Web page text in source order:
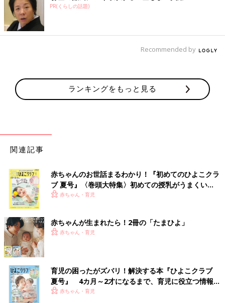
PR(くらしの話題)
Recommended by
ランキングをもっと見る
関連記事
赤ちゃんのお世話まるわかり！『初めてのひよこクラ
ブ 夏号』〈巻頭大特集〉初めての授乳がうまくい
く！ おっぱい・ミルクの基本と夏のトラブル 解決テ
赤ちゃん・育児
赤ちゃんが生まれたら！2冊の「たまひよ」
赤ちゃん・育児
育児の困ったがズバリ！解決する本『ひよこクラブ
夏号』 4カ月～2才になるまで、育児に役立つ情報が
いっぱい！
赤ちゃん・育児